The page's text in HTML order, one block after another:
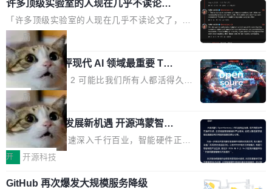
许多顶级实验室的人现在几乎不读论文
了
「许多顶级实验室的人现在几乎不读论文了，而
且他们认为 ICLR/ICML/NeurIPS 充斥着大量过
度宣传和欺诈。」 OpenAI 研究员 Keller Jorda
n 这条推文引发了广泛讨论。他不是在说风凉
话，他是说出了一个圈内人尽皆知但很少公开捅
破的事实。 Jordan 随后补充了一句软化声明：
「我不认为这些会议上大部分论文都在过度宣传
或造假。问题是，作为读者，如果你筛选出那些
看起来最令人兴奋的论文，那它们大部分都是过
度宣传的。」 这才是真正的痛点。不是所有论文
都有问题，是最吸引眼球的那批论文最有问题。
他引用的帖子来自 Mathew Shen，一位 ICLR 2
局
xAI 前工程师评现代 AI 领域最重要 Top
3 开源项目
Flash Attention 2 可能比我们所有人都活得久。
这句话不是来自某个技术博客，而是出自 Hieu
Pham 的一条推文。Hieu Pham 是谁？他是 xAI
的早期工程师之一，在 Grok 训练基础设施团队
工作过。近日他在 X 上发了一条帖子，列出了他
认为现代 AI 领域最重要的三个开源项目。 第一
个名字毫无悬念：Flash Attention 2。 Hieu 的
理由很具体。FA 系列不需要解释，但 FA2 是他
局
共商智能硬件发展新机遇 开源鸿蒙智能
硬件开发者日杭州站即将举行
随着万物智联加速深入千行百业，智能硬件正从
单点设备迈向智能化、网联化、协同化发展。作
鸿蒙通过统一技术底座和分布式能力，为不同类
开 开源科技
GitHub 再次爆发大规模服务降级